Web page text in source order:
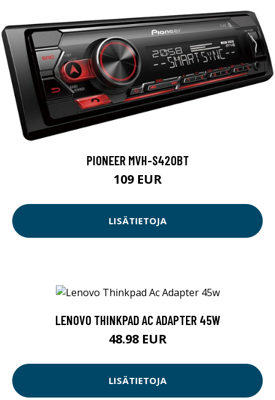
PIONEER MVH-S420BT
109 EUR
LISÄTIETOJA
LENOVO THINKPAD AC ADAPTER 45W
48.98 EUR
LISÄTIETOJA